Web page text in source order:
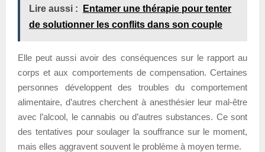
Lire aussi :
Entamer une thérapie pour tenter
de solutionner les conflits dans son couple
Elle peut aussi avoir des conséquences sur le rapport au
corps et aux comportements de compensation. Certaines
personnes développent des troubles du comportement
alimentaire, d’autres cherchent à anesthésier leur mal-être
avec l’alcool, le cannabis ou d’autres substances. Ce sont
des tentatives pour soulager la souffrance sur le moment,
mais elles aggravent souvent le problème à moyen terme.